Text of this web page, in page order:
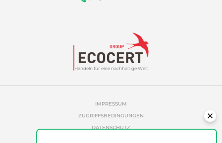
Handeln für eine nachhaltige Welt
IMPRESSUM
ZUGRIFFSBEDINGUNGEN
DATENSCHUTZ